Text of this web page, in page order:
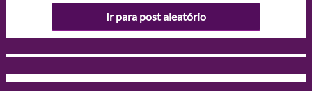
Ir para post aleatório